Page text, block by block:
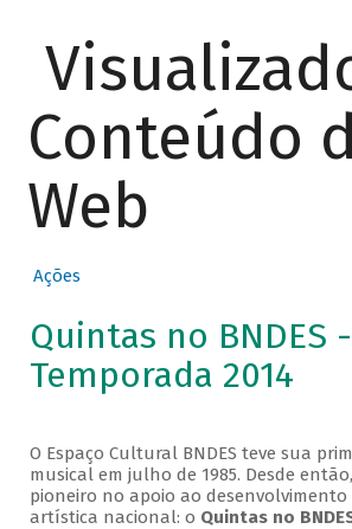
Conteúdo
Web
Ações
Quintas no BNDES -
Temporada 2014
O Espaço Cultural BNDES teve sua
musical em julho de 1985. Desde
pioneiro no apoio ao
artística nacional: o Quintas no